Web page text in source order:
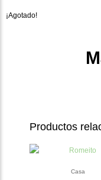
¡Agotado!
Productos
Casa